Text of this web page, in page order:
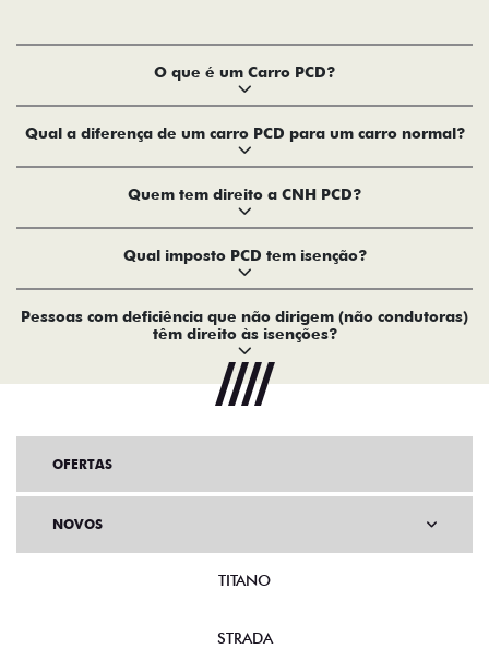
O que é um Carro PCD?
Qual a diferença de um carro PCD para um carro normal?
Quem tem direito a CNH PCD?
Qual imposto PCD tem isenção?
Pessoas com deficiência que não dirigem (não condutoras)
têm direito às isenções?
OFERTAS
NOVOS
TITANO
STRADA